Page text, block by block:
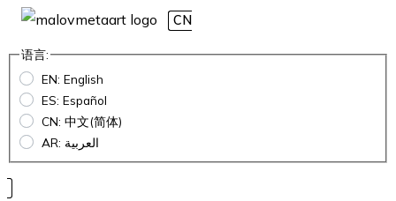
CN
语言:
EN: English
ES: Español
CN: 中文(简体)
AR: العربية